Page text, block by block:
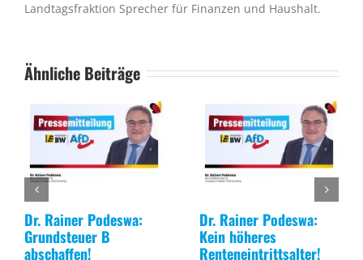
Landtagsfraktion Sprecher für Finanzen und Haushalt.
Ähnliche Beiträge
Dr. Rainer Podeswa:
Grundsteuer B
abschaffen!
Dr. Rainer Podeswa:
Kein höheres
Renteneintrittsalter!